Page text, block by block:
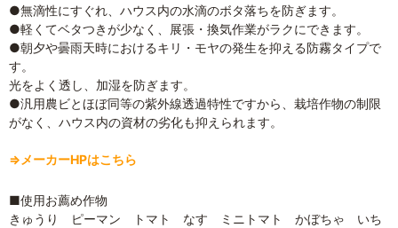
●無滴性にすぐれ、ハウス内の水滴のボタ落ちを防ぎます。
●軽くてベタつきが少なく、展張・換気作業がラクにできます。
●朝夕や曇雨天時におけるキリ・モヤの発生を抑える防霧タイプで
す。
光をよく透し、加湿を防ぎます。
●汎用農ビとほぼ同等の紫外線透過特性ですから、栽培作物の制限
がなく、ハウス内の資材の劣化も抑えられます。
⇒メーカーHPはこちら
■使用お薦め作物
きゅうり ピーマン トマト なす ミニトマト かぼちゃ いち